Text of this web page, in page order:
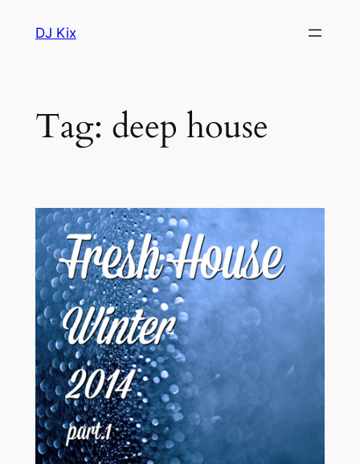
DJ Kix
Tag: deep house